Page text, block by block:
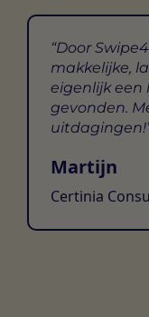
Door
makkelijke,
eigenlijk een
gevonden.
uitdagingen!
Martijn
Certinia